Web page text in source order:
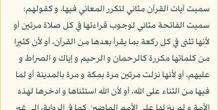
سميت آيات القرآن مثاني لتكرر المعاني فيها، و كقولهم:
سميت الفاتحة مثاني لوجوب قراءتها في كل صلاة مرتين أو
لأنها تثنى في كل ركعة بما يقرأ بعدها من القرآن، أو لأن كثيرا
من كلماتها مكررة كالرحمان و الرحيم و إياك و الصراط و
عليهم، أو لأنها نزلت مرتين مرة بمكة و مرة بالمدينة أو لما
فيها من الثناء على الله، أو لأن الله استثناها و ادخرها لهذه